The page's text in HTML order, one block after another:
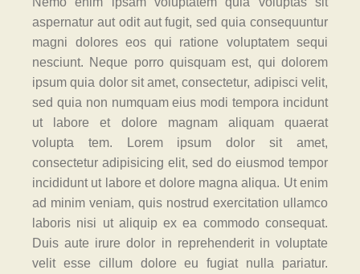
aspernatur aut odit aut fugit, sed quia consequuntur
magni dolores eos qui ratione voluptatem sequi
nesciunt. Neque porro quisquam est, qui dolorem
ipsum quia dolor sit amet, consectetur, adipisci velit,
sed quia non numquam eius modi tempora incidunt
ut labore et dolore magnam aliquam quaerat
volupta tem. Lorem ipsum dolor sit amet,
consectetur adipisicing elit, sed do eiusmod tempor
incididunt ut labore et dolore magna aliqua. Ut enim
ad minim veniam, quis nostrud exercitation ullamco
laboris nisi ut aliquip ex ea commodo consequat.
Duis aute irure dolor in reprehenderit in voluptate
velit esse cillum dolore eu fugiat nulla pariatur.